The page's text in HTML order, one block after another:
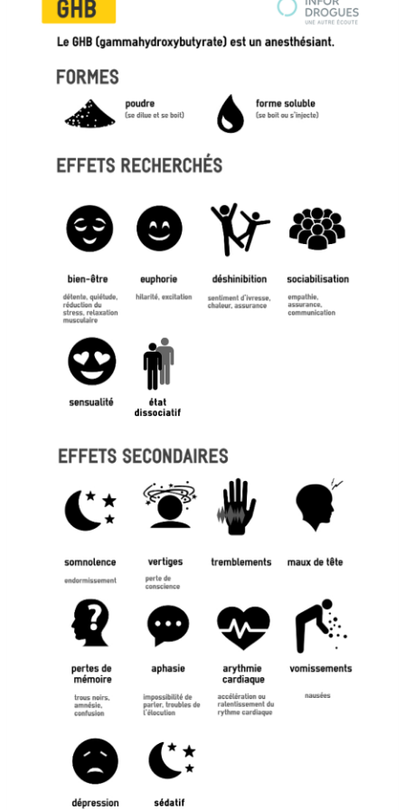
possible).
En cas de besoin :
Centre anti-poison : 070/245.245
Autres services de garde : 100